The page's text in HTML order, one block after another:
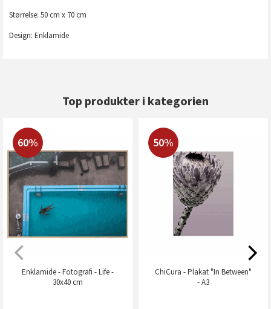
Størrelse: 50 cm x 70 cm
Design: Enklamide
Top produkter i kategorien
60%
Enklamide - Fotografi - Life -
30x40 cm
50%
ChiCura - Plakat "In Between"
- A3